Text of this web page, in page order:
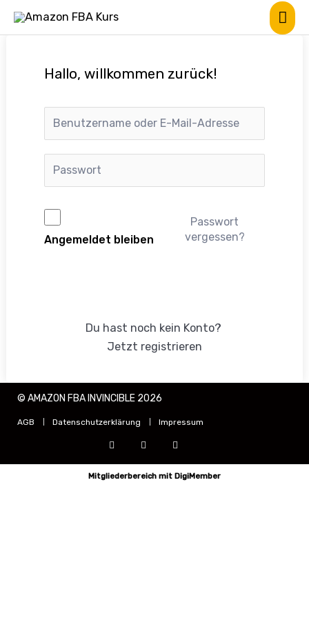
Hallo, willkommen zurück!
Angemeldet bleiben
Passwort
vergessen?
Du hast noch kein Konto?
Jetzt registrieren
© AMAZON FBA INVINCIBLE 2026
AGB Datenschutzerklärung Impressum
Mitgliederbereich mit DigiMember